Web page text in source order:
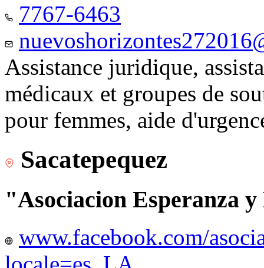
7767-6463
Assistance juridique,
médicaux et groupes de
pour femmes, aide
Sacatepequez
"Asociacion Esperanza
www.facebook.com/